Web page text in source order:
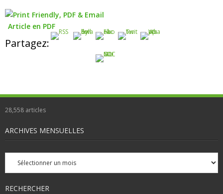
Article en PDF
Partagez:
28,558 articles
ARCHIVES MENSUELLES
Archives
mensuelles
RECHERCHER